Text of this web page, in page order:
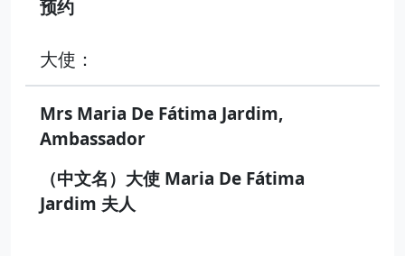
预约
大使：
Mrs Maria De Fátima Jardim,
Ambassador
（中文名）大使 Maria De Fátima
Jardim 夫人